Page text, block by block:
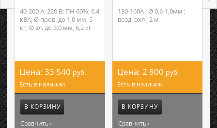
40-200 А; 220 В; ПН 60%; 6,4
кВА; Ø пров. до 1,0 мм, 5
кг; Ø эл. до 3,0 мм, 6,2 кг
Цена: 33 540 руб.
Есть в наличии
В КОРЗИНУ
Сравнить ›
130-160А ; Ø 0,6-1,0мм ;
возд. охл ; 2 м
Цена: 2 800 руб.
Есть в наличии
В КОРЗИНУ
Сравнить ›